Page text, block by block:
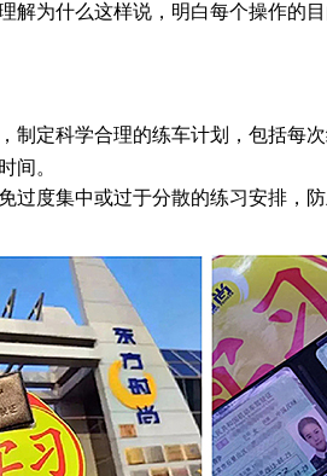
解为什么这样说，明白每个操作的
制定科学合理的练车计划，包括每
间。
过度集中或过于分散的练习安排，